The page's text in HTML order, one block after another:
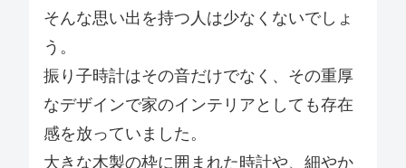
そんな思い出を持つ人は少なくないでしょ
う。
振り子時計はその音だけでなく、その重厚
なデザインで家のインテリアとしても存在
感を放っていました。
大きな木製の枠に囲まれた時計や、細やか